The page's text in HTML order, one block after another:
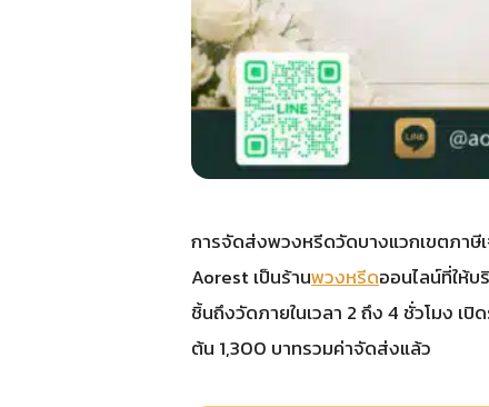
การจัดส่งพวงหรีดวัดบางแวกเขตภาษี
Aorest เป็นร้านพวงหรีดออนไลน์ที่ให้บ
ชิ้นถึงวัดภายในเวลา 2 ถึง 4 ชั่วโมง
ต้น 1,300 บาทรวมค่าจัดส่งแล้ว